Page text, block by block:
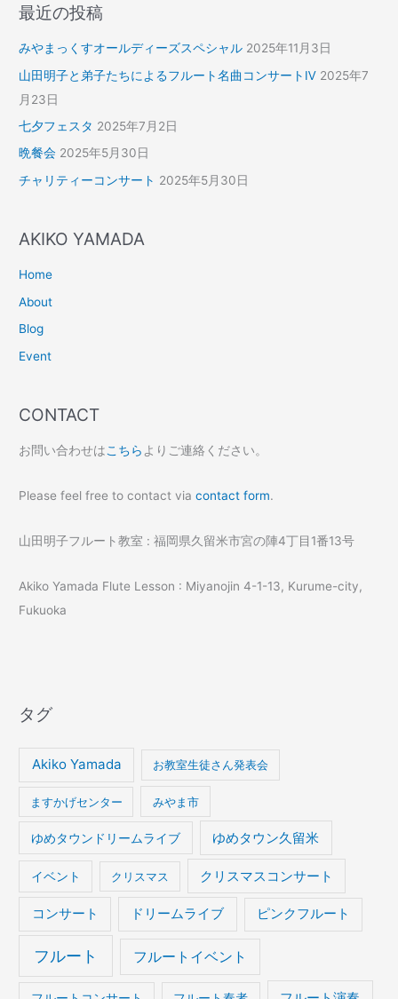
最近の投稿
みやまっくすオールディーズスペシャル 2025年11月3日
山田明子と弟子たちによるフルート名曲コンサートⅣ 2025年7
月23日
七夕フェスタ 2025年7月2日
晩餐会 2025年5月30日
チャリティーコンサート 2025年5月30日
AKIKO YAMADA
Home
About
Blog
Event
CONTACT
お問い合わせはこちら よりご連絡ください。
Please feel free to contact viacontact form.
山田明子フルート教室 : 福岡県久留米市宮の陣4丁目1番13号
Akiko Yamada Flute Lesson : Miyanojin 4-1-13, Kurume-city,
Fukuoka
タグ
Akiko Yamada お教室生徒さん発表会
ますかげセンター みやま市
ゆめタウンドリームライブ ゆめタウン久留米
イベント クリスマス クリスマスコンサート
コンサート ドリームライブ ピンクフルート
フルート フルートイベント